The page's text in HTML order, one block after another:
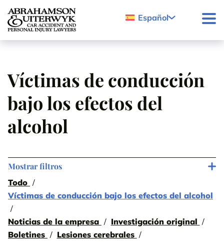
Skip to content
Español
Víctimas de conducción
bajo los efectos del
alcohol
Mostrar filtros
Todo
Víctimas de conducción bajo los efectos del alcohol
Noticias de la empresa
Investigación original
Boletines
Lesiones cerebrales